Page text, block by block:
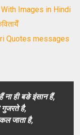
Images in Hindi
Quotes messages
ना ही बङे इंसान हैं,
गुजरते है,
जाता है,